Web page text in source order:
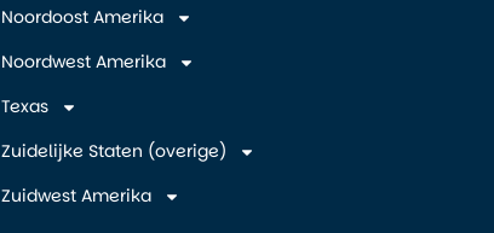
Noordoost Amerika
Noordwest Amerika
Texas
Zuidelijke Staten (overige)
Zuidwest Amerika